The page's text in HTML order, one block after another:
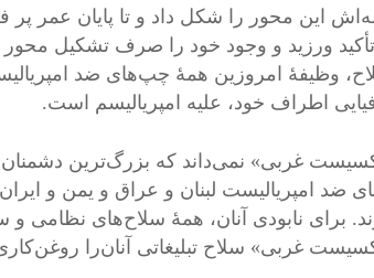
این محور را شکل داد و تا پایان عمر
تأکید ورزید و وجود خود را صرف تشکیل
وظیفۀ امروزین همۀ چپ‌های ضد
اطراف خود، علیه امپریالیسم است.
غربی» نمی‌داند که بزرگ‌ترین دشمنان
ضد امپریالیست لبنان و عراق و یمن و
برای نابودی آنان، همۀ سلاح‌های نظامی و
غربی» سلاح تبلیغاتی آنان‌را